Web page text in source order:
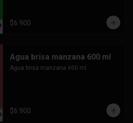
$6.900
Agua brisa manzana 600 ml
Agua brisa manzana 600 ml
$6.900